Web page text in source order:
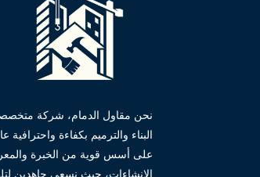
نحن مقاول الدمام، شركة
البناء والترميم بكفاءة
على أسس قوية من الخبرة
الإنشاءات، حيث نسعى جاهدين